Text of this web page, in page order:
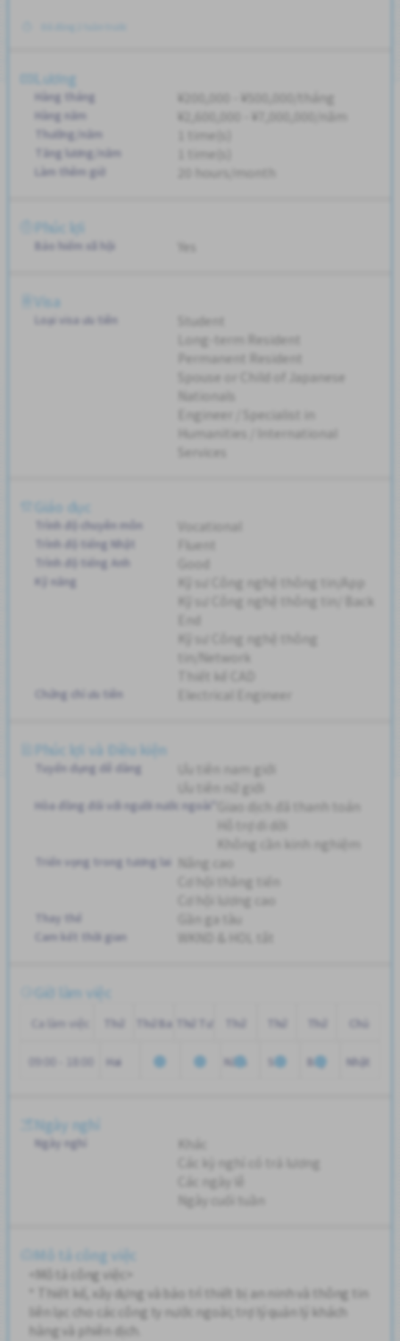
Lương
Hàng tháng ¥200,000 - ¥500,000/tháng
Hàng năm ¥2,600,000 - ¥7,000,000/năm
Thưởng/năm 1 time(s)
Tăng lương/năm 1 time(s)
Làm thêm giờ
Phúc lợi
Bảo hiểm xã hội Yes
Visa
Loại visa ưu tiên
Student
Long-term Resident
Permanent Resident
Spouse or Child of Japanese
Nationals
Engineer / Specialist in
Humanities / International
Services
Giáo dục
Trình độ chuyên môn Vocational
Trình độ tiếng Nhật Fluent
Trình độ tiếng Anh
Kỹ năng
Kỹ sư Công nghệ thông tin/App
Kỹ sư Công nghệ thông tin/ Back
Kỹ sư Công nghệ thông
tin/Network
Chứng chỉ ưu tiên Electrical Engineer
Phúc lợi và Điều kiện
Tuyển dụng dễ dàng
Ưu tiên nam giới
Ưu tiên nữ giới
Hòa đồng đối với người nước ngoài"
Giao dịch đã thanh toán
Không cần kinh nghiệm
Triển vọng trong tương lai
Nâng cao
Cơ hội thăng tiến
Cơ hội lương cao
Thay thế Gần ga tàu
Cam kết thời gian
Giờ làm việc
Ca làm việc Thứ
Hai
Thứ Ba Thứ Tư Thứ
Năm
Thứ
Sáu
Thứ
Bảy
Chủ
Nhật
Ngày nghỉ
Ngày nghỉ
Các kỳ nghỉ có trả lương
Các ngày lễ
Ngày cuối tuần
Mô tả công việc
<Mô tả công việc>
* Thiết kế, xây dựng và bảo trì thiết bị an ninh và thông tin
liên lạc cho các công ty nước ngoài; trợ lý quản lý khách
hàng và phiên dịch.